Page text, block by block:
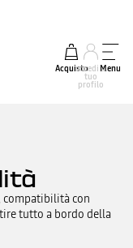
Acquistoaccedi al
tuo
profilo
Menu
compatibilità con
tutto a bordo della